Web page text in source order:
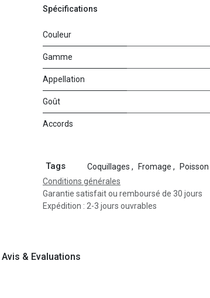
Spécifications
Couleur
Gamme
Appellation
Goût
Accords
Tags Coquillages , Fromage , Poisson
Conditions générales
Garantie satisfait ou remboursé de 30 jours
Expédition : 2-3 jours ouvrables
Avis & Evaluations